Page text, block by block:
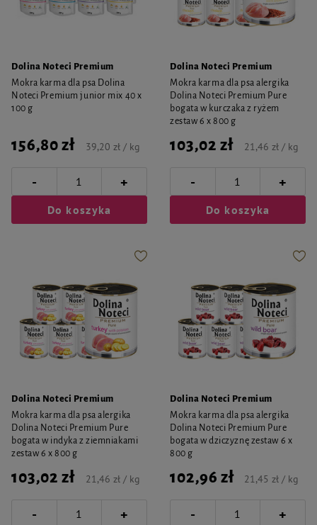
Dolina Noteci Premium
Mokra karma dla psa Dolina
Noteci Premium junior mix 40 x
100 g
156,80 zł 39,20 zł / kg
- +
Do koszyka
Dolina Noteci Premium
Mokra karma dla psa alergika
Dolina Noteci Premium Pure
bogata w kurczaka z ryżem
zestaw 6 x 800 g
103,02 zł 21,46 zł / kg
- +
Do koszyka
Dolina Noteci Premium
Mokra karma dla psa alergika
Dolina Noteci Premium Pure
bogata w indyka z ziemniakami
zestaw 6 x 800 g
103,02 zł 21,46 zł / kg
- +
Dolina Noteci Premium
Mokra karma dla psa alergika
Dolina Noteci Premium Pure
bogata w dziczyznę zestaw 6 x
800 g
102,96 zł 21,45 zł / kg
- +